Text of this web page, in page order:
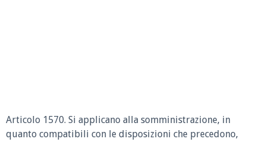
Articolo 1570. Si applicano alla somministrazione, in
quanto compatibili con le disposizioni che precedono,